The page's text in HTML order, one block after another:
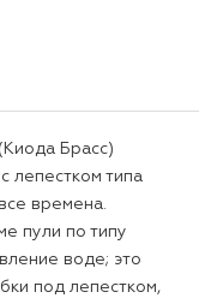
Брасс)
лепестком типа
времена.
пули по типу
воде; это
под лепестком,